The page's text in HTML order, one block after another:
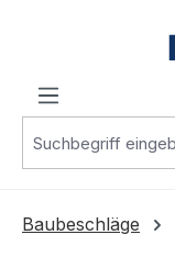
Baubeschläge